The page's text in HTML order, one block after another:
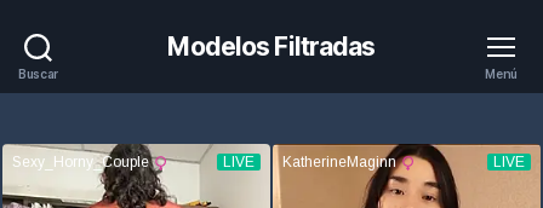
Buscar
Modelos Filtradas
Menú